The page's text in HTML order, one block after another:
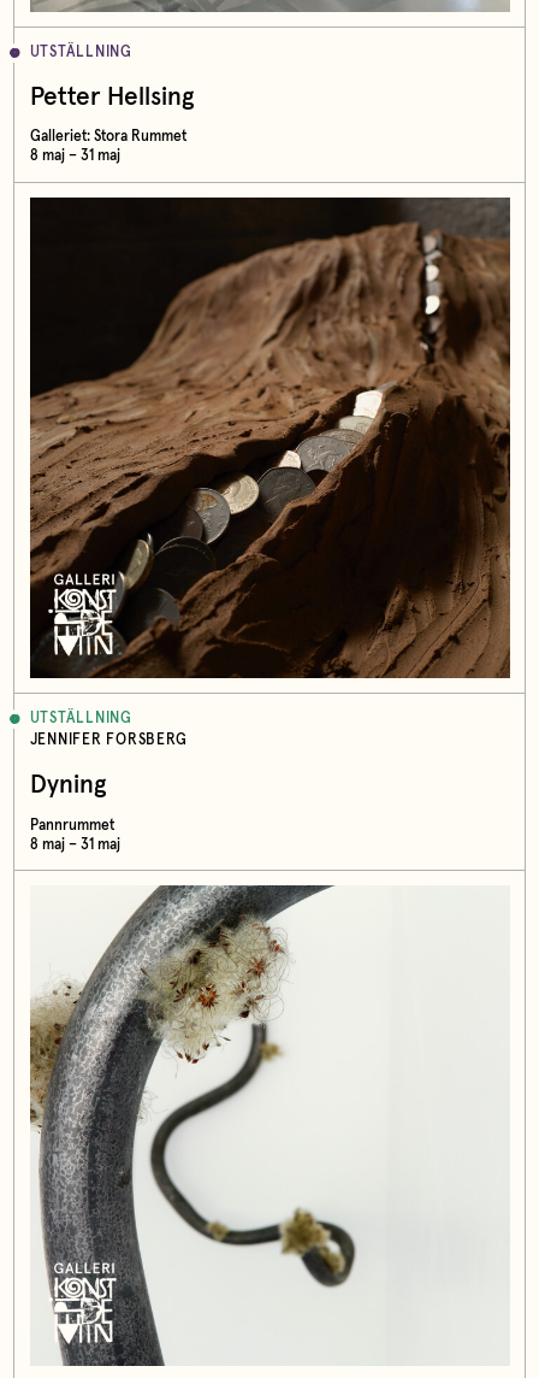
UTSTÄLLNING
Petter Hellsing
Galleriet: Stora Rummet
8 maj – 31 maj
UTSTÄLLNING
JENNIFER FORSBERG
Dyning
Pannrummet
8 maj – 31 maj